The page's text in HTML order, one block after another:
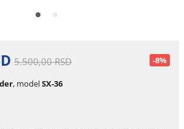
5.500,00 RSD -8%
, modelSX-36